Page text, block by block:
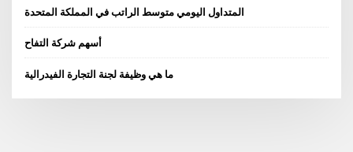
المتداول اليومي متوسط ​​الراتب في المملكة المتحدة
أسهم شركة التفاح
ما هي وظيفة لجنة التجارة الفيدرالية